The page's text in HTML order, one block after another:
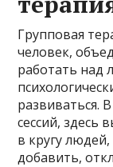
Групповая
человек,
работать над
развиваться.
сессий, здесь
в кругу
добавить,